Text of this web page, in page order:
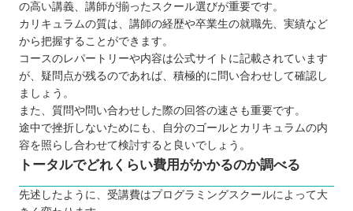
の高い講義、講師が揃ったスクール選びが重要です。
カリキュラムの質は、講師の経歴や卒業生の就職先、実績など
から把握することができます。
コースのレパートリーや内容は公式サイトに記載されています
が、疑問点が残るのであれば、積極的に問い合わせして確認し
ましょう。
また、質問や問い合わせした際の回答の速さも重要です。
途中で挫折しないためにも、自分のゴールとカリキュラムの内
容を照らし合わせて検討すると良いでしょう。
トータルでどれくらい費用がかかるのか調べる
先述したように、受講費はプログラミングスクールによって大